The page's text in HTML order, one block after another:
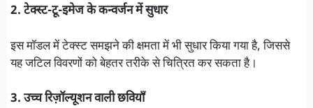
2. टेक्स्ट-टू-इमेज के कन्वर्जन में सुधार
इस मॉडल में टेक्स्ट समझने की क्षमता में भी सुधार किया गया है, जिससे
यह जटिल विवरणों को बेहतर तरीके से चित्रित कर सकता है।
3. उच्च रिज़ॉल्यूशन वाली छवियाँ